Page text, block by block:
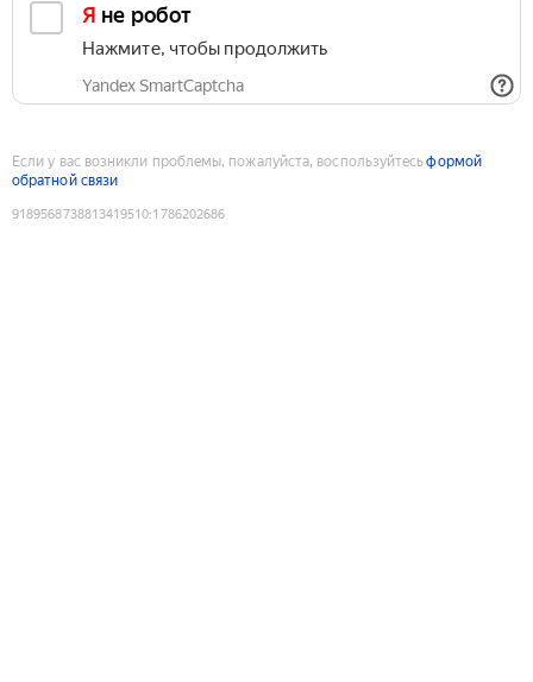
Я не робот
Нажмите, чтобы продолжить
Yandex SmartCaptcha
Если у вас возникли проблемы, пожалуйста, воспользуйтесьформой
обратной связи
9189568738813419510:1786202686